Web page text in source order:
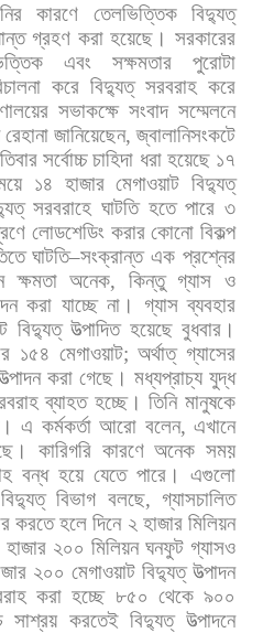
কারণে তেলভিত্তিক
বিদ্যুত্
গ্রহণ করা হয়েছে। সরকারের
এবং সক্ষমতার
পুরোটা
করে বিদ্যুত্ সরবরাহ করে
সভাকক্ষে সংবাদ সম্মেলনে
রেহানা জানিয়েছেন,জ্বালানিসংকটে
সর্বোচ্চ চাহিদা ধরা হয়েছে ১৭
১৪ হাজার মেগাওয়াট বিদ্যুত্
সরবরাহে ঘাটতি হতে পারে ৩
লোডশেডিং করার কোনো বিকল্প
ঘাটতি–সংক্রান্ত এক প্রশ্নের
ক্ষমতা অনেক, কিন্তু গ্যাস ও
করা যাচ্ছে না। গ্যাস ব্যবহার
বিদ্যুত্ উত্পাদিত হয়েছে বুধবার।
১৫৪ মেগাওয়াট;অর্থাত্ গ্যাসের
করা গেছে। মধ্যপ্রাচ্য যুদ্ধ
ব্যাহত হচ্ছে। তিনি মানুষকে
এ কর্মকর্তা আরো বলেন, এখানে
কারিগরি কারণে অনেক সময়
বন্ধ হয়ে যেতে পারে।
এগুলো
বিভাগ বলছে, গ্যাসচালিত
করতে হলে দিনে ২ হাজার মিলিয়ন
হাজার ২০০ মিলিয়ন ঘনফুট গ্যাসও
২০০ মেগাওয়াট বিদ্যুত্ উত্পাদন
করা হচ্ছে ৮৫০ থেকে ৯০০
সাশ্রয় করতেই বিদ্যুত্ উত্পাদনে